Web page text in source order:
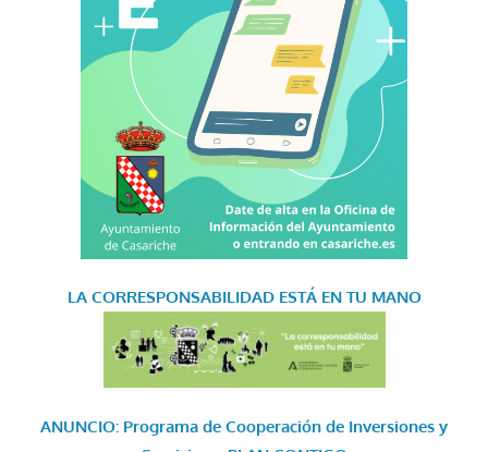
LA CORRESPONSABILIDAD ESTÁ EN TU MANO
ANUNCIO: Programa de Cooperación de Inversiones y